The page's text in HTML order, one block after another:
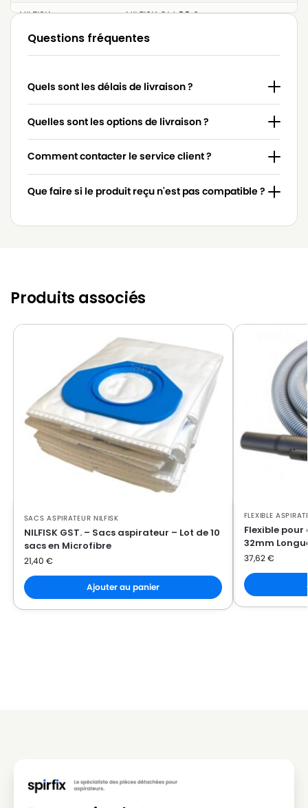
NILFISK
NILFISK GM 80 S
NILFISK
NILFISK GM 90
NILFISK
NILFISK GS 80
NILFISK
NILFISK GS 81
NILFISK
NILFISK GS 90
NILFISK
NILFISK GS 90 C
NILFISK
NILFISK GST.
Questions fréquentes
Quels sont les délais de livraison ?
Quelles sont les options de livraison ?
Comment contacter le service client ?
Que faire si le produit reçu n'est pas compatible ?
Produits associés
SACS ASPIRATEUR NILFISK
NILFISK GST. – Sacs aspirateur – Lot de 10
sacs en Microfibre
21,40 €
Ajouter au panier
FLEXIBLE
Flexible pour
32mm
37,62€